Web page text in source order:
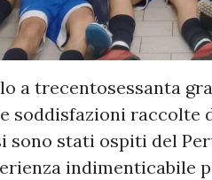
a trecentosessanta
soddisfazioni
sono stati ospiti del
indimenticabile